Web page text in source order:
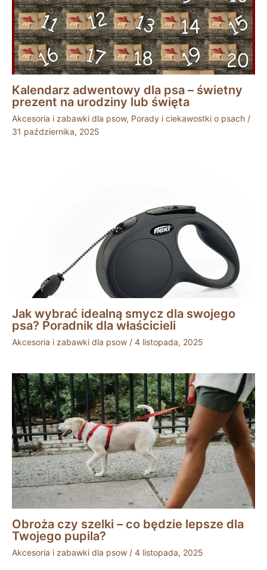
Kalendarz adwentowy dla psa – świetny
prezent na urodziny lub święta
Akcesoria i zabawki dla psow, Porady i ciekawostki o psach /
31 października, 2025
Jak wybrać idealną smycz dla swojego
psa? Poradnik dla właścicieli
Akcesoria i zabawki dla psow / 4 listopada, 2025
Obroża czy szelki – co będzie lepsze dla
Twojego pupila?
Akcesoria i zabawki dla psow / 4 listopada, 2025